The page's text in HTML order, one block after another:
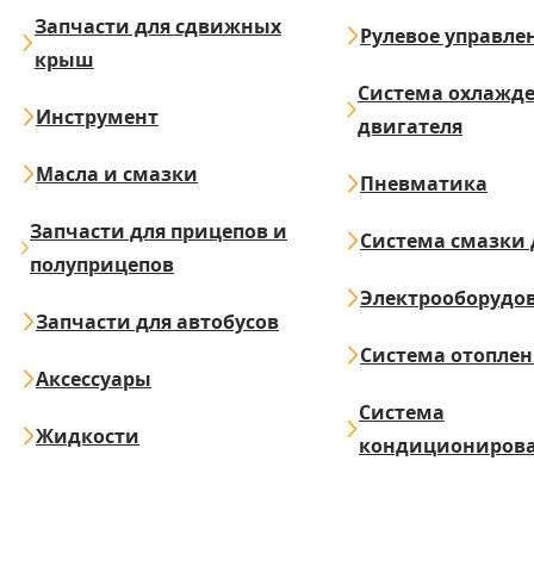
Запчасти для сдвижных
крыш
Инструмент
Масла и смазки
Запчасти для прицепов и
полуприцепов
Запчасти для автобусов
Аксессуары
Жидкости
Рулевое
Система
двигателя
Пневматика
Система смазки
Система
Система